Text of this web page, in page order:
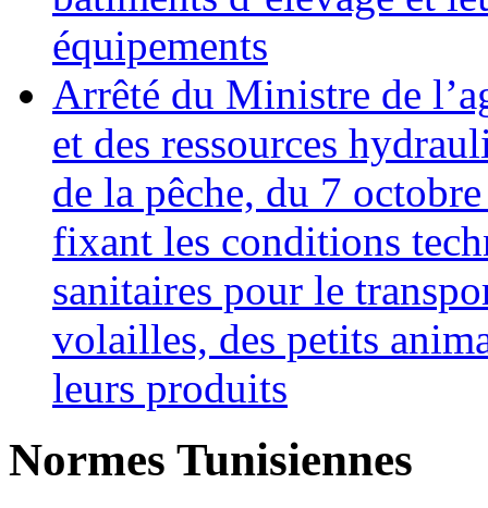
équipements
Arrêté du Ministre de
et des ressources
de la pêche, du 7
fixant les conditions
sanitaires pour le
volailles, des petits
leurs produits
Normes Tunisiennes